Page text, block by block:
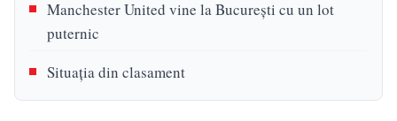
Manchester United vine la București cu un lot
puternic
Situația din clasament